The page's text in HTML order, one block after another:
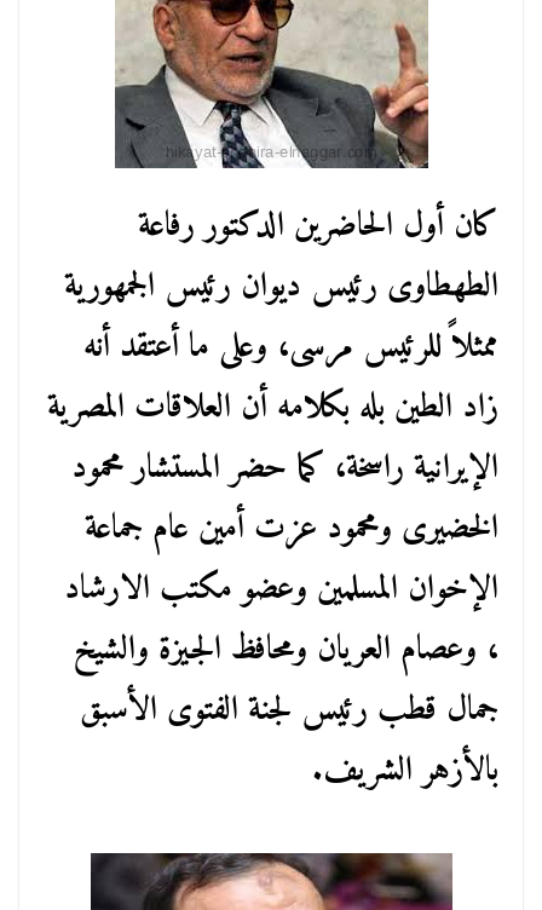
كان أول الحاضرين الدكتور رفاعة
الطهطاوى رئيس ديوان رئيس الجمهورية
ممثلاً للرئيس مرسى، وعلى ما أعتقد أنه
زاد الطين بله بكلامه أن العلاقات المصرية
الإيرانية راسخة، كما حضر المستشار محمود
الخضيرى ومحمود عزت أمين عام جماعة
الإخوان المسلمين وعضو مكتب الارشاد
، وعصام العريان ومحافظ الجيزة والشيخ
جمال قطب رئيس لجنة الفتوى الأسبق
بالأزهر الشريف.